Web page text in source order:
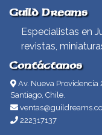
Guild Dreams
Especialistas en
revistas,
Contáctanos
Av. Nueva Providencia
Santiago, Chile.
222317137